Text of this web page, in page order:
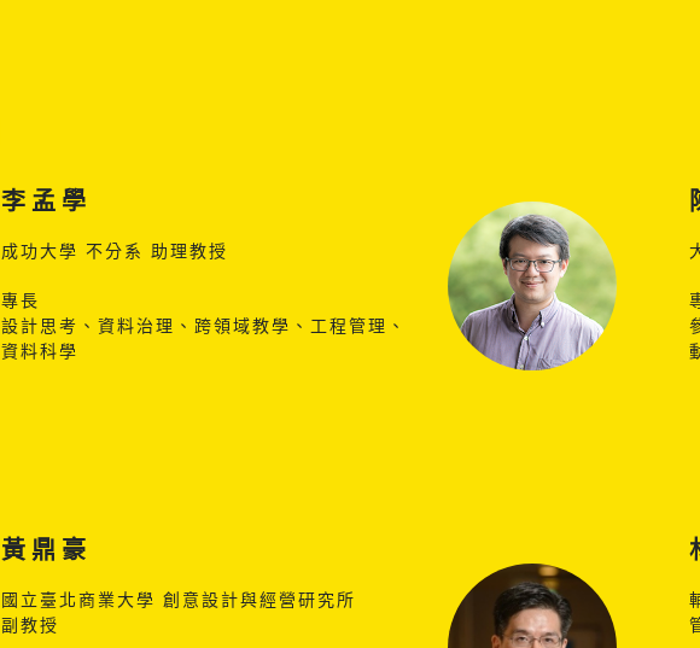
李孟學
成功大學 不分系 助理教授
專長
設計思考、資料治理、跨領域教學、工程管理、
資料科學
黃鼎豪
國立臺北商業大學 創意設計與經營研究所
副教授